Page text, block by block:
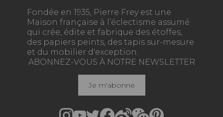
Fondée en 1935, Pierre Frey est une
Maison française à l’éclectisme assumé
qui crée, édite et fabrique des étoffes,
des papiers peints, des tapis sur-mesure
et du mobilier d'exception.
ABONNEZ-VOUS À NOTRE NEWSLETTER
Je m'abonne